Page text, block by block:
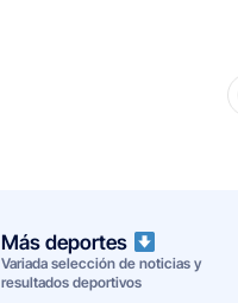
Más deportes
Variada selección de noticias y
resultados deportivos